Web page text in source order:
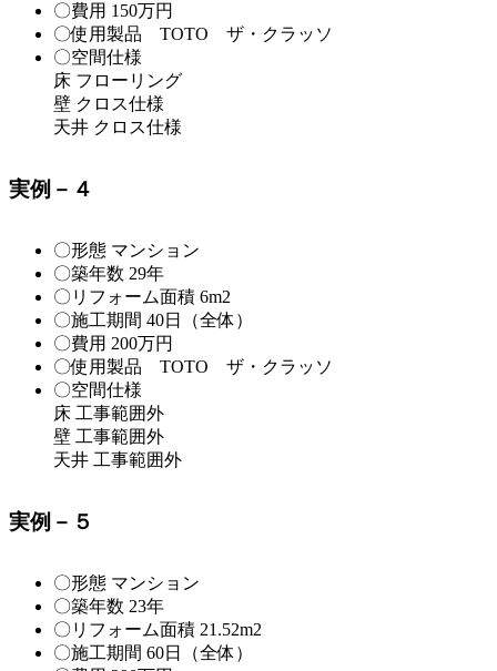
〇費用 150万円
〇使用製品 TOTO ザ・クラッソ
〇空間仕様
床 フローリング
壁 クロス仕様
天井 クロス仕様
実例－４
〇形態 マンション
〇築年数 29年
〇リフォーム面積 6m2
〇施工期間 40日（全体）
〇費用 200万円
〇使用製品 TOTO ザ・クラッソ
〇空間仕様
床 工事範囲外
壁 工事範囲外
天井 工事範囲外
実例－５
〇形態 マンション
〇築年数 23年
〇リフォーム面積 21.52m2
〇施工期間 60日（全体）